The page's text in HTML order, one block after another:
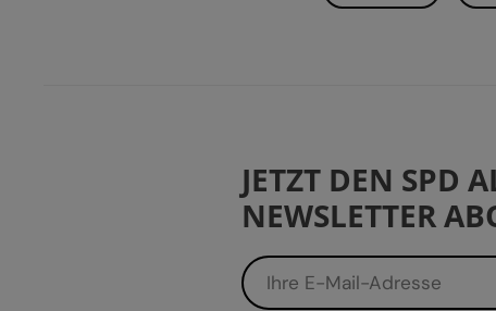
JETZT DEN SPD
NEWSLETTER